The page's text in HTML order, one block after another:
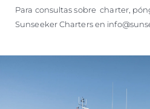
Para consultas sobre charter,
Sunseeker Charters en